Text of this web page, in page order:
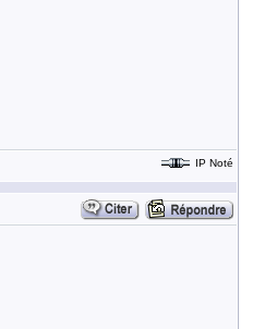
IP Noté